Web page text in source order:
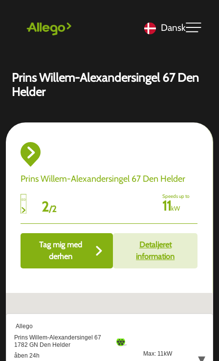
Dansk
Prins Willem-Alexandersingel 67 Den
Helder
Prins Willem-Alexandersingel 67 Den Helder
2/2
Speeds up to
11kW
Tag mig med
derhen
Detaljeret
information